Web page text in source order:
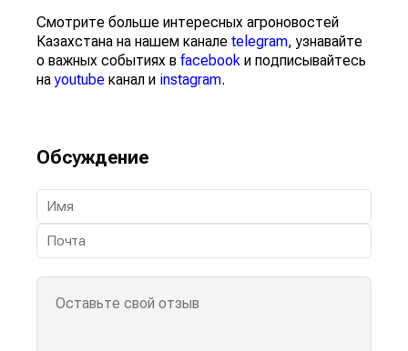
Смотрите больше интересных агроновостей
Казахстана на нашем канале telegram, узнавайте
о важных событиях в facebook и подписывайтесь
наyoutube канал и instagram.
Обсуждение